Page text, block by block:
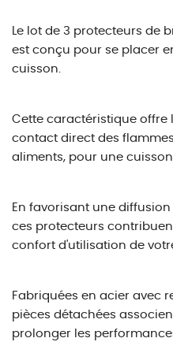
Le lot de 3 protecteurs de
est conçu pour se placer
cuisson.
Cette caractéristique offre
contact direct des
aliments, pour une
En favorisant une
ces protecteurs
confort d'utilisation de
Fabriquées en acier avec
pièces détachées
prolonger les